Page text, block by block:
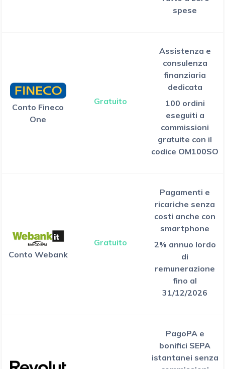
spese
Conto Fineco
One
Gratuito
Assistenza e
consulenza
finanziaria
dedicata
100 ordini
eseguiti a
commissioni
gratuite con il
codice OM100SO
Conto Webank
Gratuito
Pagamenti e
ricariche senza
costi anche con
smartphone
2% annuo lordo
di
remunerazione
fino al
31/12/2026
PagoPA e
bonifici SEPA
istantanei senza